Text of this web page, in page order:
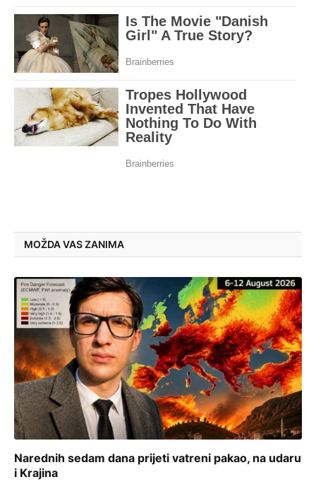
MOŽDA VAS ZANIMA
Narednih sedam dana prijeti vatreni pakao, na udaru
i Krajina